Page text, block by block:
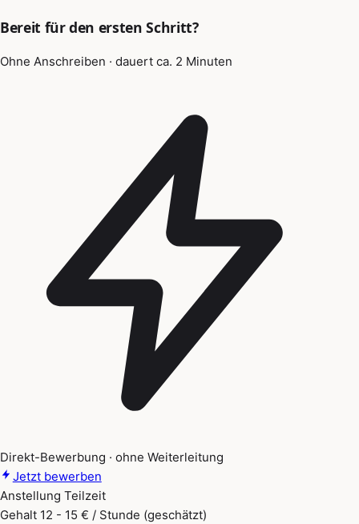
Bereit für den ersten Schritt?
Ohne Anschreiben · dauert ca. 2 Minuten
Direkt-Bewerbung · ohne Weiterleitung
Jetzt bewerben
Anstellung Teilzeit
Gehalt 12 - 15 € / Stunde (geschätzt)